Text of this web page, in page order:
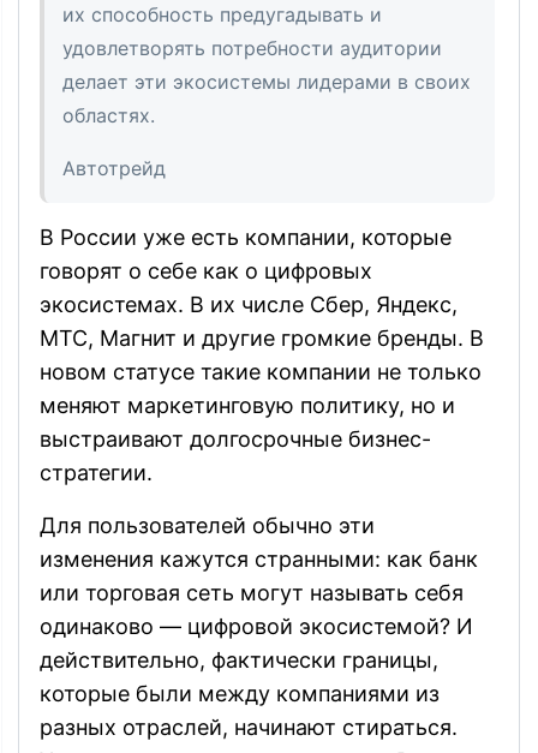
их способность предугадывать и
удовлетворять потребности аудитории
делает эти экосистемы лидерами в своих
областях.
Автотрейд
В России уже есть компании, которые
говорят о себе как о цифровых
экосистемах. В их числе Сбер, Яндекс,
МТС, Магнит и другие громкие бренды. В
новом статусе такие компании не только
меняют маркетинговую политику, но и
выстраивают долгосрочные бизнес-
стратегии.
Для пользователей обычно эти
изменения кажутся странными: как банк
или торговая сеть могут называть себя
одинаково — цифровой экосистемой? И
действительно, фактически границы,
которые были между компаниями из
разных отраслей, начинают стираться.